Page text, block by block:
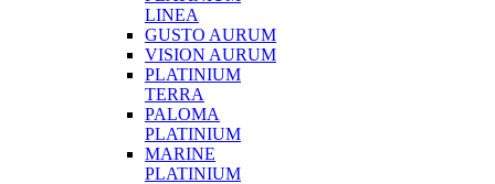
LINEA
GUSTO AURUM
VISION AURUM
PLATINIUM
TERRA
PALOMA
PLATINIUM
MARINE
PLATINIUM